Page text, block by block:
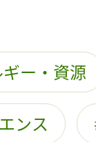
ー・資源
ンス